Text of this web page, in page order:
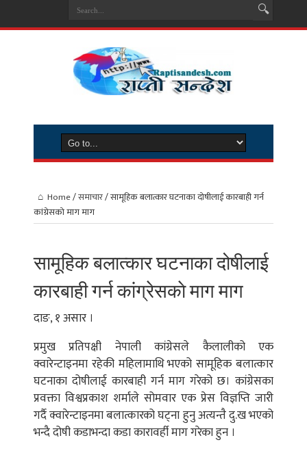
Home/समाचार/सामूहिक बलात्कार घटनाका दोषीलाई कारबाही गर्न
कांग्रेसकाे माग माग
सामूहिक बलात्कार घटनाका दोषीलाई
कारबाही गर्न कांग्रेसकाे माग माग
दाङ, १ असार ।
प्रमुख प्रतिपक्षी नेपाली कांग्रेसले कैलालीको एक
क्वारेन्टाइनमा रहेकी महिलामाथि भएको सामूहिक बलात्कार
घटनाका दोषीलाई कारबाही गर्न माग गरेको छ। कांग्रेसका
प्रवक्ता विश्वप्रकाश शर्माले सोमवार एक प्रेस विज्ञप्ति जारी
गर्दै क्वारेन्टाइनमा बलात्कारको घट्ना हुनु अत्यन्तै दु.ख भएको
भन्दै दोषी कडाभन्दा कडा कारावर्ही माग गरेका हुन ।